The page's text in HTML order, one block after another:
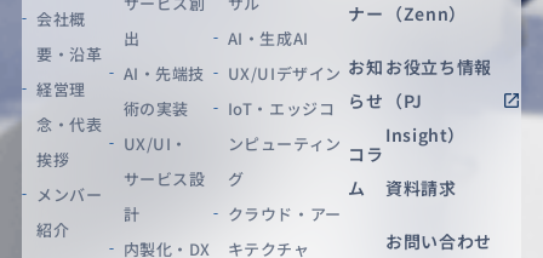
会社概
要・沿革
経営理
念・代表
挨拶
メンバー
紹介
出
AI・先端技
術の実装
UX/UI・
サービス設
計
内製化・DX
AI・生成AI
UX/UIデザイン
IoT・エッジコ
ンピューティン
グ
クラウド・アー
キテクチャ
ナー
お知
らせ
コラ
ム
（Zenn）
お役立ち情報
（PJ
Insight）
資料請求
お問い合わせ